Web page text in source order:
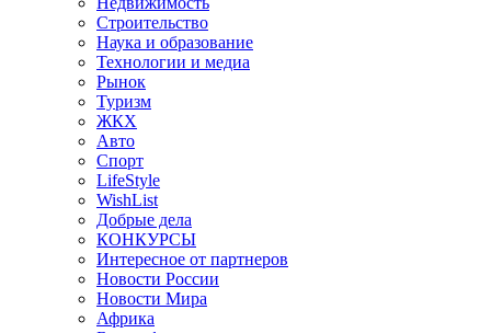
Строительство
Наука и образование
Технологии и медиа
Рынок
Туризм
ЖКХ
Авто
Спорт
LifeStyle
WishList
Добрые дела
КОНКУРСЫ
Интересное от партнеров
Новости России
Новости Мира
Африка